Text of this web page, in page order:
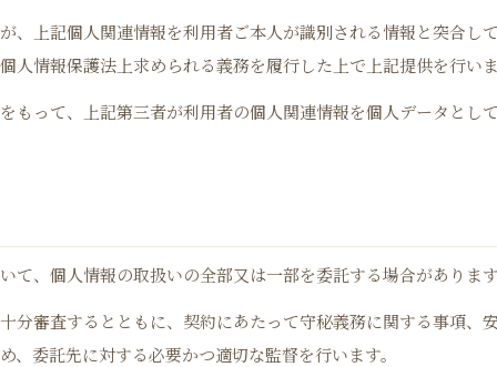
、上記個人関連情報を利用者ご本人が識別される情報と突合し
人情報保護法上求められる義務を履行した上で上記提供を行いま
もって、上記第三者が利用者の個人関連情報を個人データとし
、個人情報の取扱いの全部又は一部を委託する場合があります
分審査するとともに、契約にあたって守秘義務に関する事項、
委託先に対する必要かつ適切な監督を行います。